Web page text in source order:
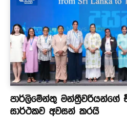
පාර්ලිමේන්තු මන්ත්‍රීවරියන්ගේ
සාර්ථකව අවසන් කරයි